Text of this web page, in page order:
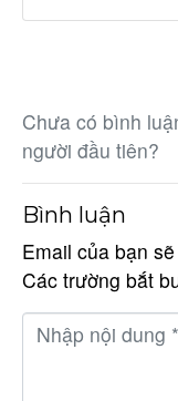
Chưa có bình
người đầu tiên?
Bình luận
Email của bạn
Các trường bắt
N